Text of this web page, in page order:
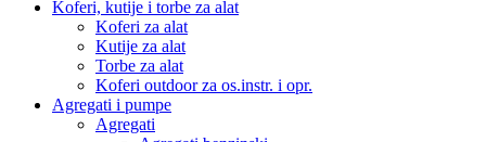
Koferi, kutije i torbe za alat
Koferi za alat
Kutije za alat
Torbe za alat
Koferi outdoor za os.instr. i opr.
Agregati i pumpe
Agregati